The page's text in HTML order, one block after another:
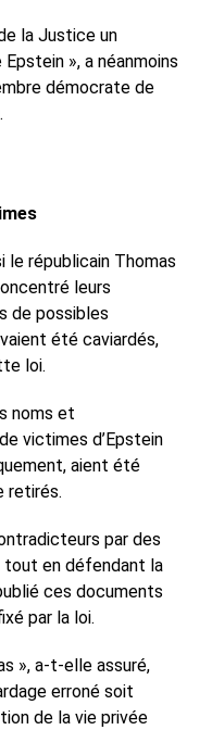
la Justice un
», a néanmoins
démocrate de
le républicain Thomas
leurs
de possibles
été caviardés,
loi.
noms et
victimes d’Epstein
aient été
retirés.
par des
tout en défendant la
ces documents
par la loi.
», a-t-elle assuré,
erroné soit
de la vie privée